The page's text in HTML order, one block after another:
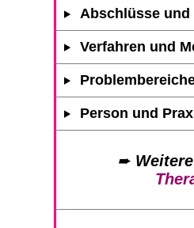
Abschlüsse
Verfahren und
Person und
➨